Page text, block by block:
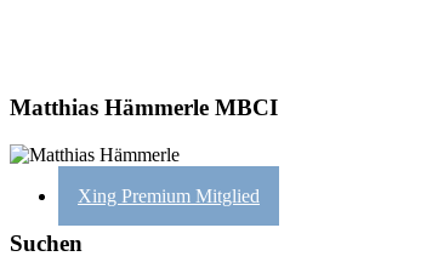
Matthias Hämmerle MBCI
Xing Premium Mitglied
Suchen